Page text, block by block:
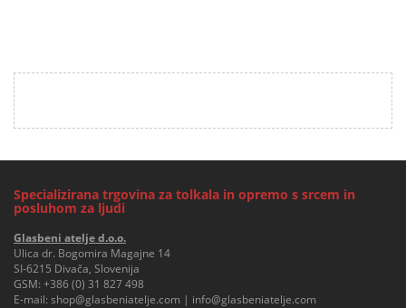
Specializirana trgovina za tolkala in opremo s srcem in
posluhom za ljudi
Glasbeni atelje d.o.o.
Ulica dr. Bogomira Magajne 14
SI-6215 Divača, Slovenija
GSM: +386 (0) 31 827 498
E-mail: shop@glasbeniatelje.com | info@glasbeniatelje.com